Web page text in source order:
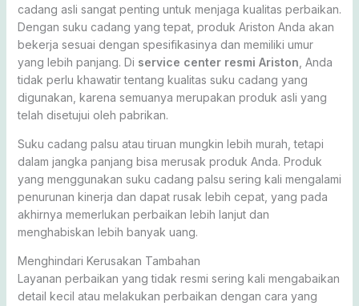
cadang asli sangat penting untuk menjaga kualitas perbaikan.
Dengan suku cadang yang tepat, produk Ariston Anda akan
bekerja sesuai dengan spesifikasinya dan memiliki umur
yang lebih panjang. Di service center resmi Ariston , Anda
tidak perlu khawatir tentang kualitas suku cadang yang
digunakan, karena semuanya merupakan produk asli yang
telah disetujui oleh pabrikan.
Suku cadang palsu atau tiruan mungkin lebih murah, tetapi
dalam jangka panjang bisa merusak produk Anda. Produk
yang menggunakan suku cadang palsu sering kali mengalami
penurunan kinerja dan dapat rusak lebih cepat, yang pada
akhirnya memerlukan perbaikan lebih lanjut dan
menghabiskan lebih banyak uang.
Menghindari Kerusakan Tambahan
Layanan perbaikan yang tidak resmi sering kali mengabaikan
detail kecil atau melakukan perbaikan dengan cara yang